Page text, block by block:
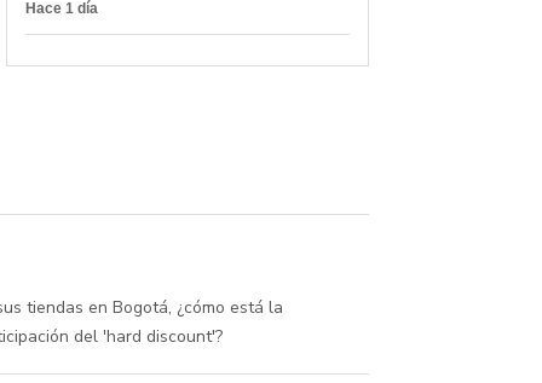
Hace 1 día
tiendas en Bogotá, ¿cómo está la
del 'hard discount'?